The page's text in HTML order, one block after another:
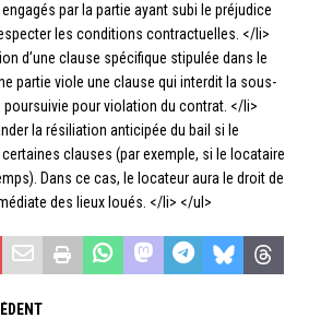
par la partie ayant subi le préjudice
les conditions contractuelles. </li>
d’une clause spécifique stipulée dans le
partie viole une clause qui interdit la sous-
poursuivie pour violation du contrat. </li>
la résiliation anticipée du bail si le
clauses (par exemple, si le locataire
Dans ce cas, le locateur aura le droit de
des lieux loués. </li> </ul>